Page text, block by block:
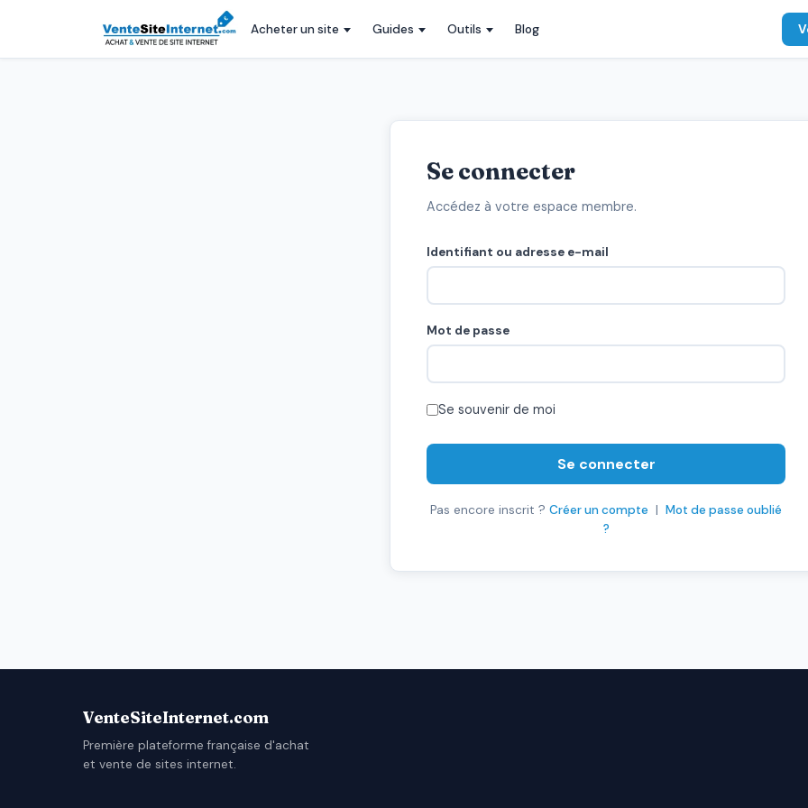
Acheter un site Guides Outils Blog
Se connecter
Accédez à votre espace membre.
Identifiant ou adresse e-mail
Mot de passe
Se souvenir de moi
Se connecter
Pas encore inscrit ? Créer un compte | Mot de passe oublié
?
VenteSiteInternet.com
Première plateforme française d'achat
et vente de sites internet.